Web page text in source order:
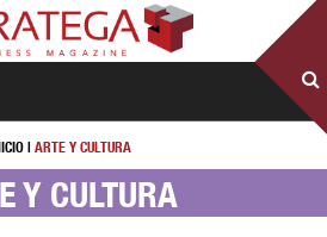
| ARTE Y CULTURA
Y CULTURA